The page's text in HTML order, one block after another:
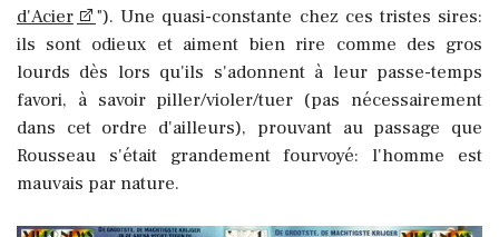
d'Acier
"). Une quasi-constante chez ces tristes sires:
ils sont odieux et aiment bien rire comme des gros
lourds dès lors qu'ils s'adonnent à leur passe-temps
favori, à savoir piller/violer/tuer (pas nécessairement
dans cet ordre d'ailleurs), prouvant au passage que
Rousseau s'était grandement fourvoyé: l'homme est
mauvais par nature.